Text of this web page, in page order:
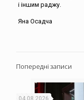
і іншим раджу.
Яна Осадча
Попередні записи